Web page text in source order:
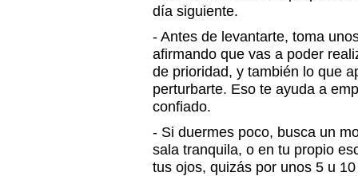
día siguiente.
- Antes de levantarte, toma
afirmando que vas a poder
de prioridad, y también lo que
perturbarte. Eso te ayuda a
confiado.
- Si duermes poco, busca un
sala tranquila, o en tu propio
tus ojos, quizás por unos 5 u